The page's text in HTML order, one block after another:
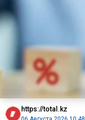
https://total.kz